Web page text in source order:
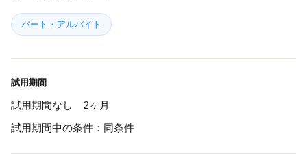
パート・アルバイト
試用期間
試用期間なし 2ヶ月
試用期間中の条件：同条件